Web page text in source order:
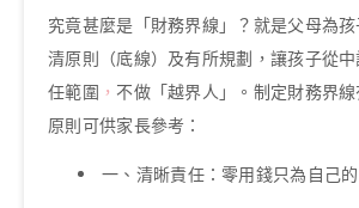
究竟甚麼是「財務界線」？就是父母為
清原則（底線）及有所規劃，讓孩子從
任範圍 ， 不做「越界人」。制定財務界
原則可供家長參考：
一、清晰責任：零用錢只為自己